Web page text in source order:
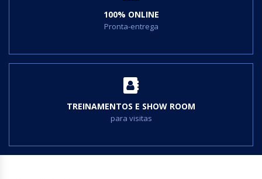
100% ONLINE
Pronta-entrega
TREINAMENTOS E SHOW ROOM
para visitas